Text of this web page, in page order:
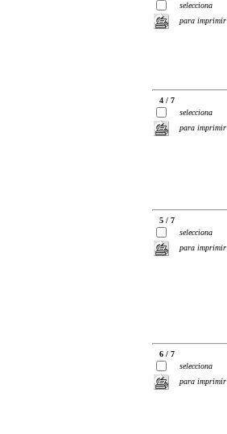
selecciona
para imprimir
4 / 7
selecciona
para imprimir
5 / 7
selecciona
para imprimir
6 / 7
selecciona
para imprimir